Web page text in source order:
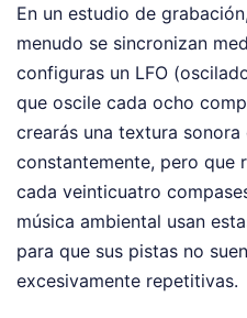
En un estudio de
menudo se sincronizan
configuras un LFO
que oscile cada ocho
crearás una textura
constantemente, pero que
cada veinticuatro
música ambiental usan
para que sus pistas no
excesivamente repetitivas.